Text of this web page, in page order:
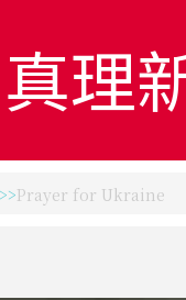
真理
Prayer for Ukraine